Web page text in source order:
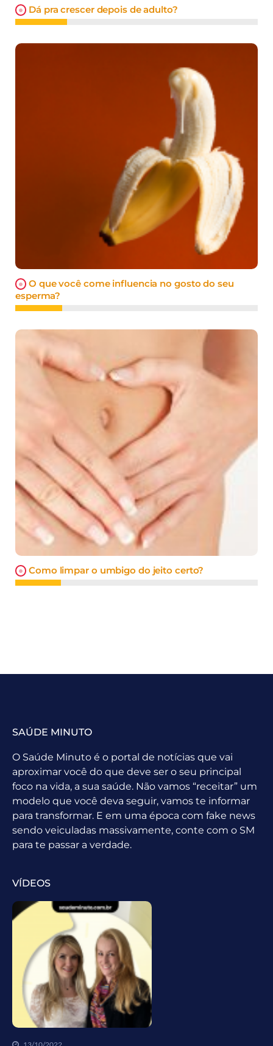
Dá pra crescer depois de adulto?
O que você come influencia no gosto do seu
esperma?
Como limpar o umbigo do jeito certo?
SAÚDE MINUTO
O Saúde Minuto é o portal de notícias que vai
aproximar você do que deve ser o seu principal
foco na vida, a sua saúde. Não vamos “receitar” um
modelo que você deva seguir, vamos te informar
para transformar. E em uma época com fake news
sendo veiculadas massivamente, conte com o SM
para te passar a verdade.
VÍDEOS